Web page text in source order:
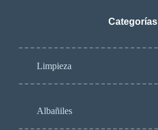
Categorías
Limpieza
Albañiles